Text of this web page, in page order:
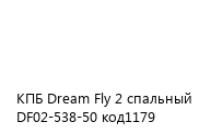
КПБ Dream Fly 2 спальный
DF02-538-50 код1179